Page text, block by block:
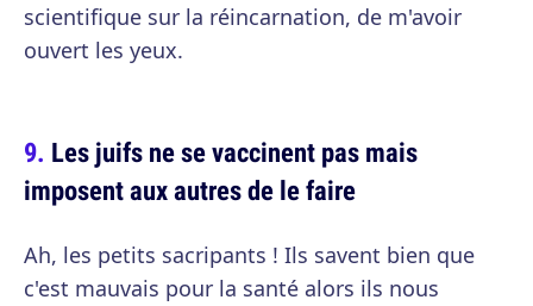
scientifique sur la réincarnation, de m'avoir
ouvert les yeux.
Les juifs ne se vaccinent pas mais
imposent aux autres de le faire
Ah, les petits sacripants ! Ils savent bien que
c'est mauvais pour la santé alors ils nous